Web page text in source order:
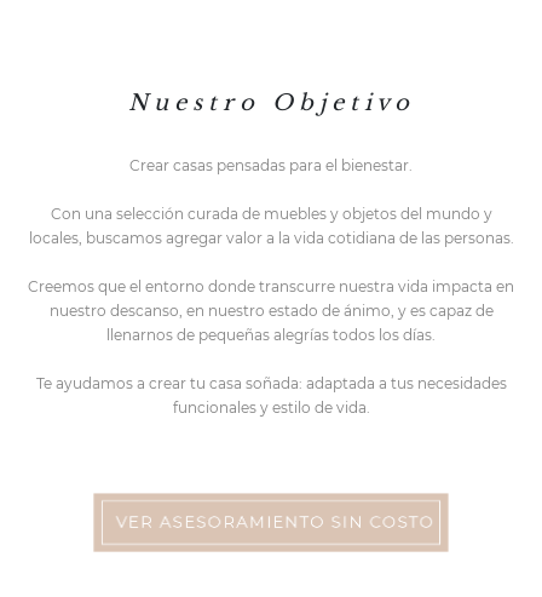
N u e s t r o O b j e t i v o
Crear casas pensadas para el bienestar.
Con una selección curada de muebles y objetos del mundo y
locales, buscamos agregar valor a la vida cotidiana de las personas.
Creemos que el entorno donde transcurre nuestra vida impacta en
nuestro descanso, en nuestro estado de ánimo, y es capaz de
llenarnos de pequeñas alegrías todos los días.
Te ayudamos a crear tu casa soñada: adaptada a tus necesidades
funcionales y estilo de vida.